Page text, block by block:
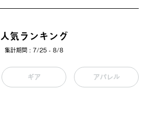
人気ランキング
集計期間 : 7/25 - 8/8
ギア アパレル